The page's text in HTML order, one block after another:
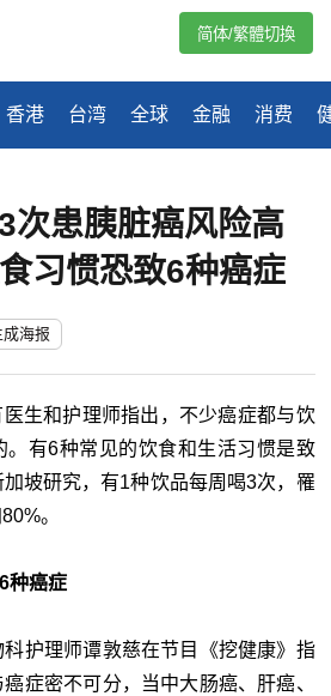
香港 台湾 全球 金融 消费
简体/繁體切換
次患胰脏癌风险高
习惯恐致6种癌症
成海报
医生和护理师指出，不少癌症都与饮
。有6种常见的饮食和生活习惯是致
坡研究，有1种饮品每周喝3次，罹
。
种癌症
护理师谭敦慈在节目《挖健康》指
症密不可分，当中大肠癌、肝癌、